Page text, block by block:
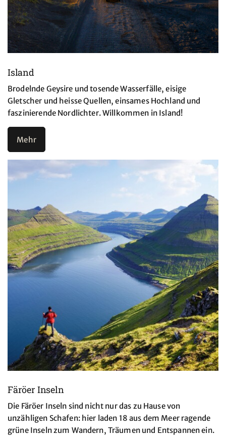
Island
Brodelnde Geysire und tosende Wasserfälle, eisige
Gletscher und heisse Quellen, einsames Hochland und
faszinierende Nordlichter. Willkommen in Island!
Mehr
Färöer Inseln
Die Färöer Inseln sind nicht nur das zu Hause von
unzähligen Schafen: hier laden 18 aus dem Meer ragende
grüne Inseln zum Wandern, Träumen und Entspannen ein.